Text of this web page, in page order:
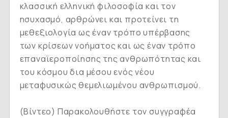
κλασσική ελληνική φιλοσοφία και τον
ησυχασμό, αρθρώνει και προτείνει τη
μεθεξιολογία ως έναν τρόπο υπέρβασης
των κρίσεων νοήματος και ως έναν τρόπο
επαναϊεροποίησης της ανθρωπότητας και
του κόσμου δια μέσου ενός νέου
μεταφυσικώς θεμελιωμένου ανθρωπισμού.
(Βίντεο) Παρακολουθήστε τον συγγραφέα